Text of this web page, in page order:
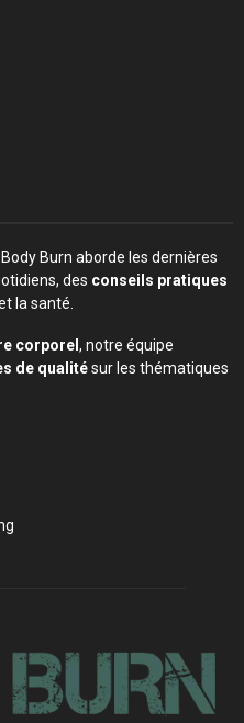
Burn aborde les dernières
des conseils pratiques
la santé.
corporel , notre équipe
de qualitésur les thématiques